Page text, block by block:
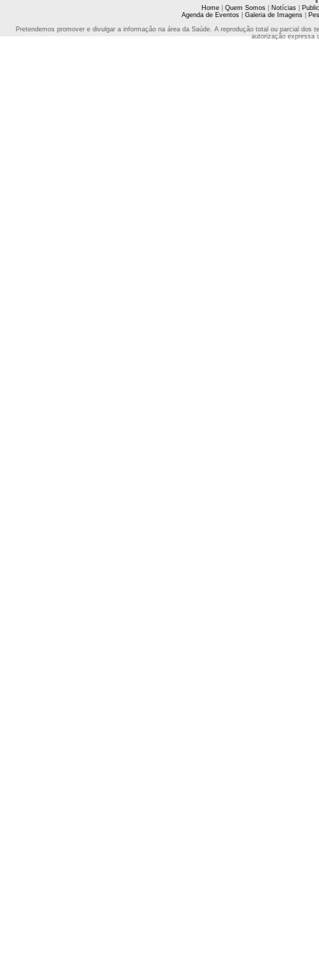
Home| Quem Somos| Notícias|
Agenda de Eventos| Galeria de Imagens|
Pretendemos promover e divulgar a informação na área da Saúde. A reprodução total ou parcial
autorização expressa